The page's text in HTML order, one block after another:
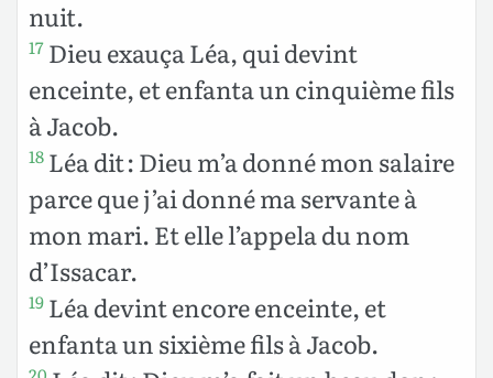
nuit.
17 Dieu exauça Léa, qui devint
enceinte, et enfanta un cinquième fils
à Jacob.
18 Léa dit : Dieu m’a donné mon salaire
parce que j’ai donné ma servante à
mon mari. Et elle l’appela du nom
d’Issacar.
19 Léa devint encore enceinte, et
enfanta un sixième fils à Jacob.